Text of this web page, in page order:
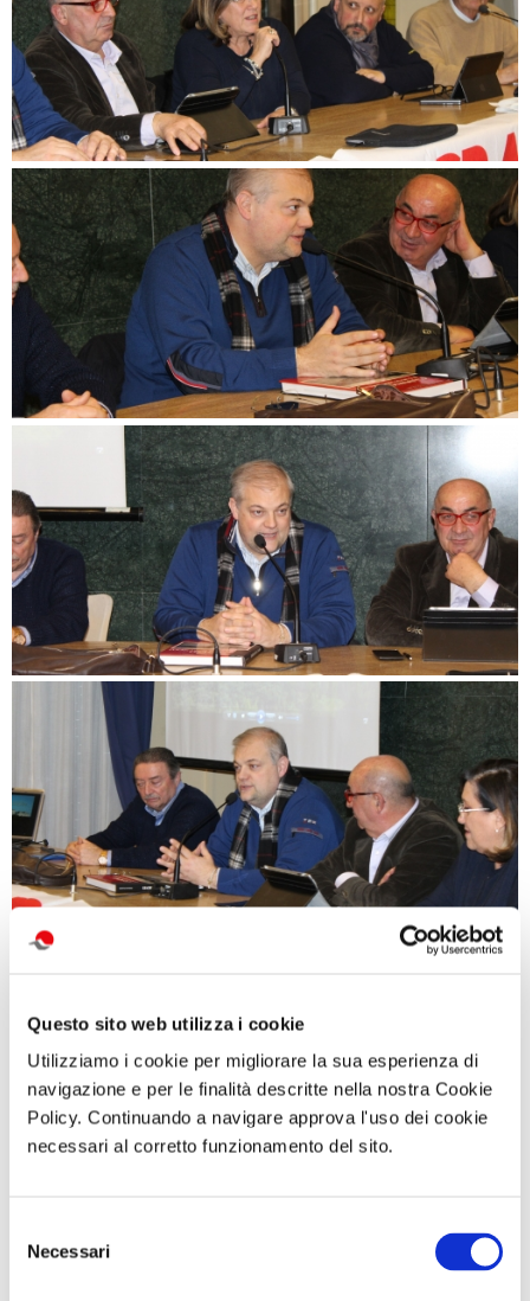
Questo sito web utilizza i cookie
Utilizziamo i cookie per migliorare la sua esperienza di
navigazione e per le finalità descritte nella nostra Cookie
Policy. Continuando a navigare approva l'uso dei cookie
necessari al corretto funzionamento del sito.
delNecessari